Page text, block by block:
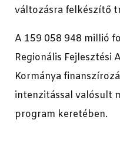
változásra felkészítő
A 159 058 948 millió
Regionális Fejlesztési
Kormánya
intenzitással valósult
program keretében.